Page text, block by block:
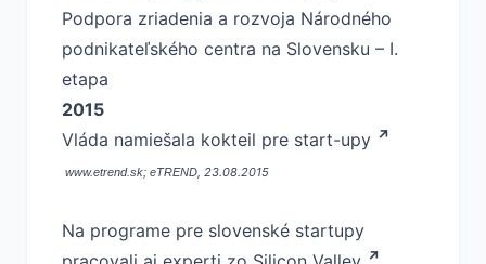
Podpora zriadenia a rozvoja Národného
podnikateľského centra na Slovensku – I.
etapa
2015
Vláda namiešala kokteil pre start-upy
www.etrend.sk; eTREND, 23.08.2015
Na programe pre slovenské startupy